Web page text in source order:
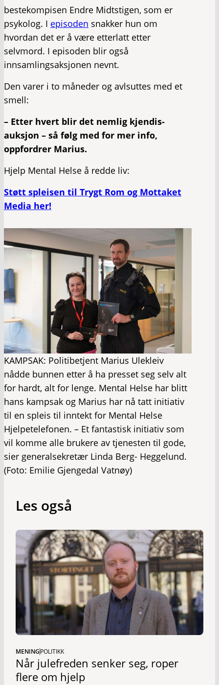
bestekompisen Endre Midtstigen, som er
psykolog. I episoden snakker hun om
hvordan det er å være etterlatt etter
selvmord. I episoden blir også
innsamlingsaksjonen nevnt.
Den varer i to måneder og avlsuttes med et
smell:
– Etter hvert blir det nemlig kjendis-
auksjon – så følg med for mer info,
oppfordrer Marius.
Hjelp Mental Helse å redde liv:
Støtt spleisen til Trygt Rom og Mottaket
Media her!
KAMPSAK: Politibetjent Marius Ulekleiv
nådde bunnen etter å ha presset seg selv alt
for hardt, alt for lenge. Mental Helse har blitt
hans kampsak og Marius har nå tatt initiativ
til en spleis til inntekt for Mental Helse
Hjelpetelefonen. – Et fantastisk initiativ som
vil komme alle brukere av tjenesten til gode,
sier generalsekretær Linda Berg- Heggelund.
(Foto: Emilie Gjengedal Vatnøy)
Les også
MENINGPOLITIKK
Når julefreden senker seg, roper
flere om hjelp